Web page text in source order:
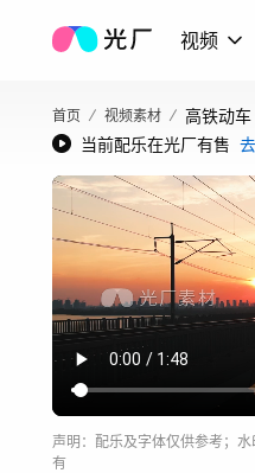
视频
首页 视频素材
当前配乐在光厂有售
声明：配乐及字体仅供参考；
有